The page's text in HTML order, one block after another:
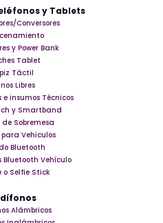
y Tablets
Conversores
y Power Bank
Tablet
Táctil
Libres
insumos Técnicos
y Smartband
de Sobremesa
para Vehiculos
Bluetooth
Bluetooth Vehículo
o Selfie Stick
Alámbricos